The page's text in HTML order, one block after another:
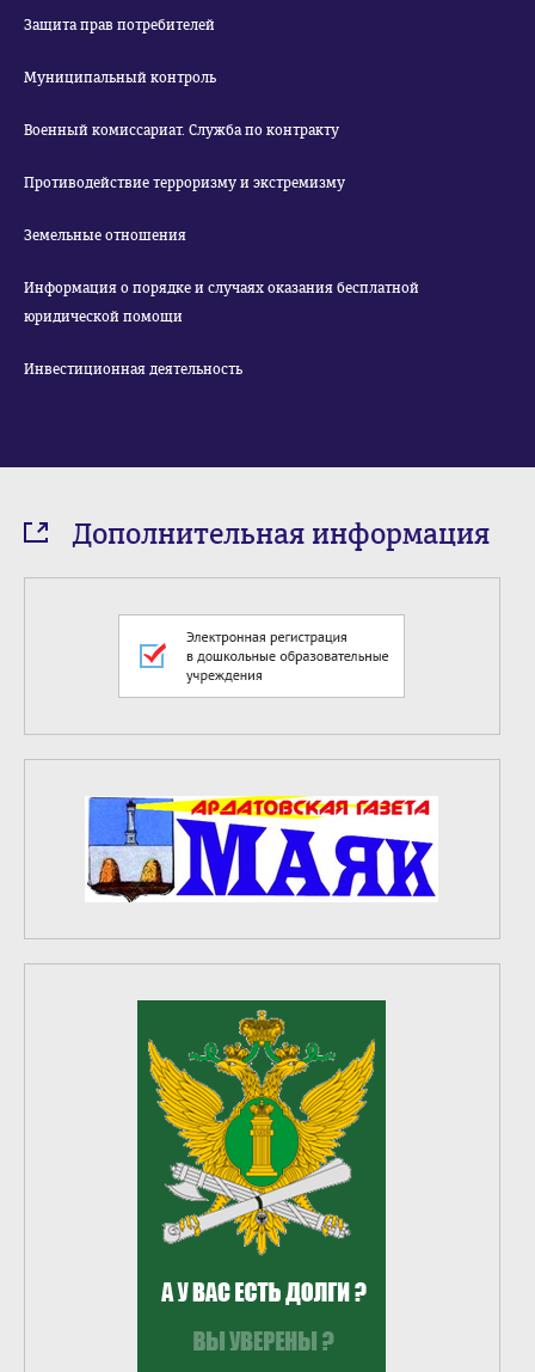
Защита прав потребителей
Муниципальный контроль
Военный комиссариат. Служба по контракту
Противодействие терроризму и экстремизму
Земельные отношения
Информация о порядке и случаях оказания бесплатной
юридической помощи
Инвестиционная деятельность
Дополнительная информация